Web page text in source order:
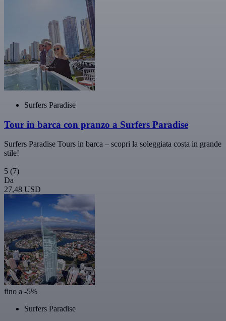
Surfers Paradise
Tour in barca con pranzo a Surfers Paradise
Surfers Paradise Tours in barca – scopri la soleggiata costa in grande
stile!
5 (7)
Da
27,48 USD
fino a -5%
Surfers Paradise